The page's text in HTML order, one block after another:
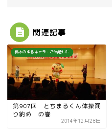
関連記事
栃木のゆるキャラ・ご当地ﾋｰﾛｰ
第907回 とちまるくん体操踊
り納め の巻
2014年12月28日